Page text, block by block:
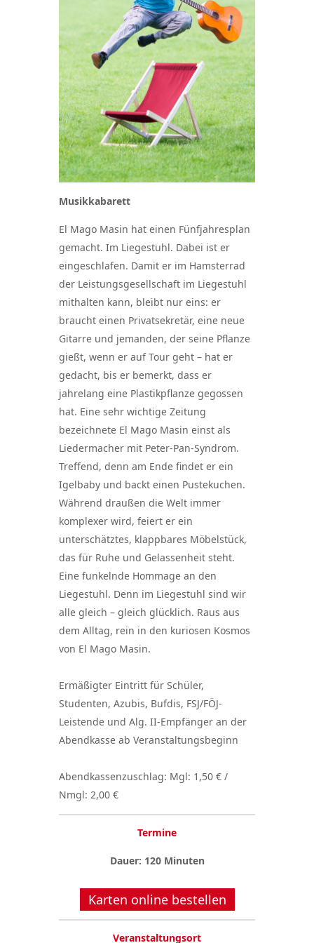
Musikkabarett
El Mago Masin hat einen Fünfjahresplan
gemacht. Im Liegestuhl. Dabei ist er
eingeschlafen. Damit er im Hamsterrad
der Leistungsgesellschaft im Liegestuhl
mithalten kann, bleibt nur eins: er
braucht einen Privatsekretär, eine neue
Gitarre und jemanden, der seine Pflanze
gießt, wenn er auf Tour geht – hat er
gedacht, bis er bemerkt, dass er
jahrelang eine Plastikpflanze gegossen
hat. Eine sehr wichtige Zeitung
bezeichnete El Mago Masin einst als
Liedermacher mit Peter-Pan-Syndrom.
Treffend, denn am Ende findet er ein
Igelbaby und backt einen Pustekuchen.
Während draußen die Welt immer
komplexer wird, feiert er ein
unterschätztes, klappbares Möbelstück,
das für Ruhe und Gelassenheit steht.
Eine funkelnde Hommage an den
Liegestuhl. Denn im Liegestuhl sind wir
alle gleich – gleich glücklich. Raus aus
dem Alltag, rein in den kuriosen Kosmos
von El Mago Masin.
Ermäßigter Eintritt für Schüler,
Studenten, Azubis, Bufdis, FSJ/FÖJ-
Leistende und Alg. II-Empfänger an der
Abendkasse ab Veranstaltungsbeginn
Abendkassenzuschlag: Mgl: 1,50 € /
Nmgl: 2,00 €
Termine
Dauer: 120 Minuten
Karten online bestellen
Veranstaltungsort